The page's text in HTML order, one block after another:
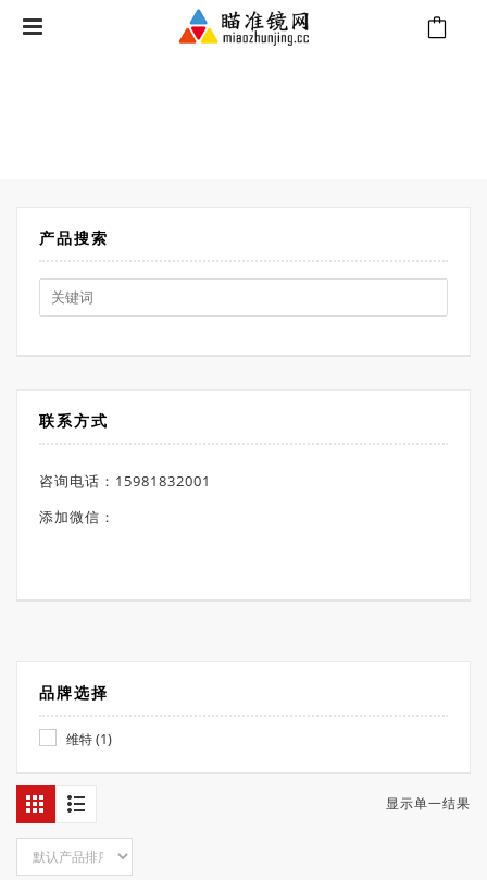
产品搜索
Search
for:
联系方式
咨询电话：15981832001
添加微信：
品牌选择
维特(1)
显示单一结果